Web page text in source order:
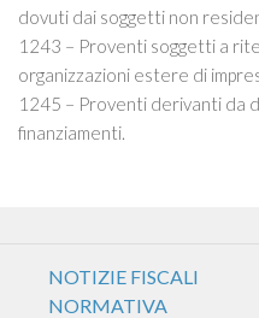
dovuti dai soggetti non
1243 – Proventi soggetti a
organizzazioni estere di
1245 – Proventi derivanti da
finanziamenti.
NOTIZIE FISCALI
NORMATIVA